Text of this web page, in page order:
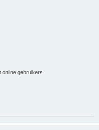
online gebruikers